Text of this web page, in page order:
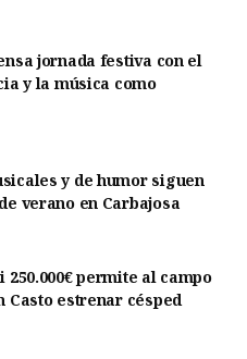
jornada festiva con el
y la música como
y de humor siguen
verano en Carbajosa
250.000€ permite al campo
Casto estrenar césped